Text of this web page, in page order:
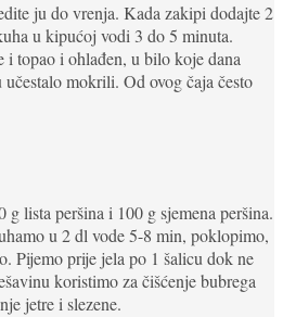
ju do vrenja. Kada zakipi dodajte 2
u kipućoj vodi 3 do 5 minuta.
i topao i ohlađen, u bilo koje dana
mokrili. Od ovog čaja često
lista peršina i 100 g sjemena peršina.
u 2 dl vode 5-8 min, poklopimo,
Pijemo prije jela po 1 šalicu dok ne
koristimo za čišćenje bubrega
jetre i slezene.